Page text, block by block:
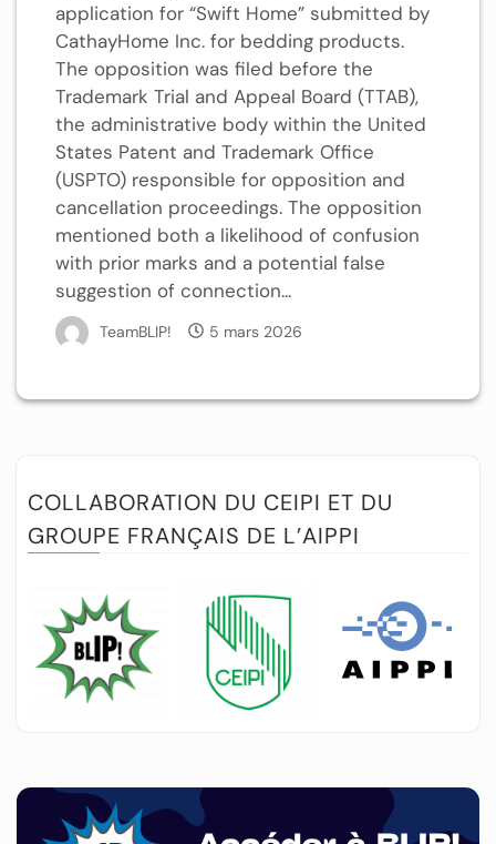
application for “Swift Home” submitted by
CathayHome Inc. for bedding products.
The opposition was filed before the
Trademark Trial and Appeal Board (TTAB),
the administrative body within the United
States Patent and Trademark Office
(USPTO) responsible for opposition and
cancellation proceedings. The opposition
mentioned both a likelihood of confusion
with prior marks and a potential false
suggestion of connection...
TeamBLIP! 5 mars 2026
COLLABORATION DU CEIPI ET DU
GROUPE FRANÇAIS DE L’AIPPI